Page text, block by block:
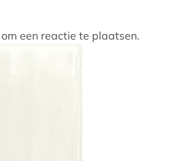
om een reactie te plaatsen.